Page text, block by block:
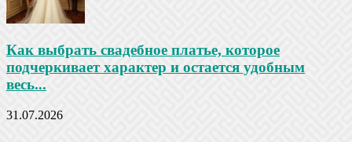
Как выбрать свадебное платье, которое
подчеркивает характер и остается удобным
весь...
31.07.2026